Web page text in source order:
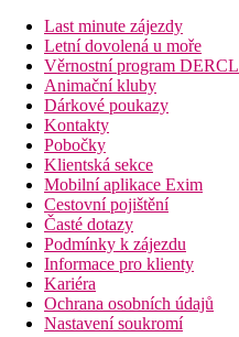
možnost ubytování 4
2 dospělé osoby a 2
Rodinná (Family)
4x pevné lůžko,
maximální
dospělé osoby a 3
Premium Suita 2
lůžko, opticky
(doplňovaný 1x za 3
pokoj, cca 38m2,
děti nebo 3 dospělé
služeb premium
klienty části premium)
Dvoulůžkový pokoj
viz dvoulůžkový
budově po
Last minute zájezdy
Letní dovolená u moře
Věrnostní program
Animační kluby
Dárkové poukazy
Kontakty
Pobočky
Klientská sekce
Mobilní aplikace Exim
Cestovní pojištění
Časté dotazy
Podmínky k zájezdu
Informace pro klienty
Kariéra
Ochrana osobních údajů
Nastavení soukromí